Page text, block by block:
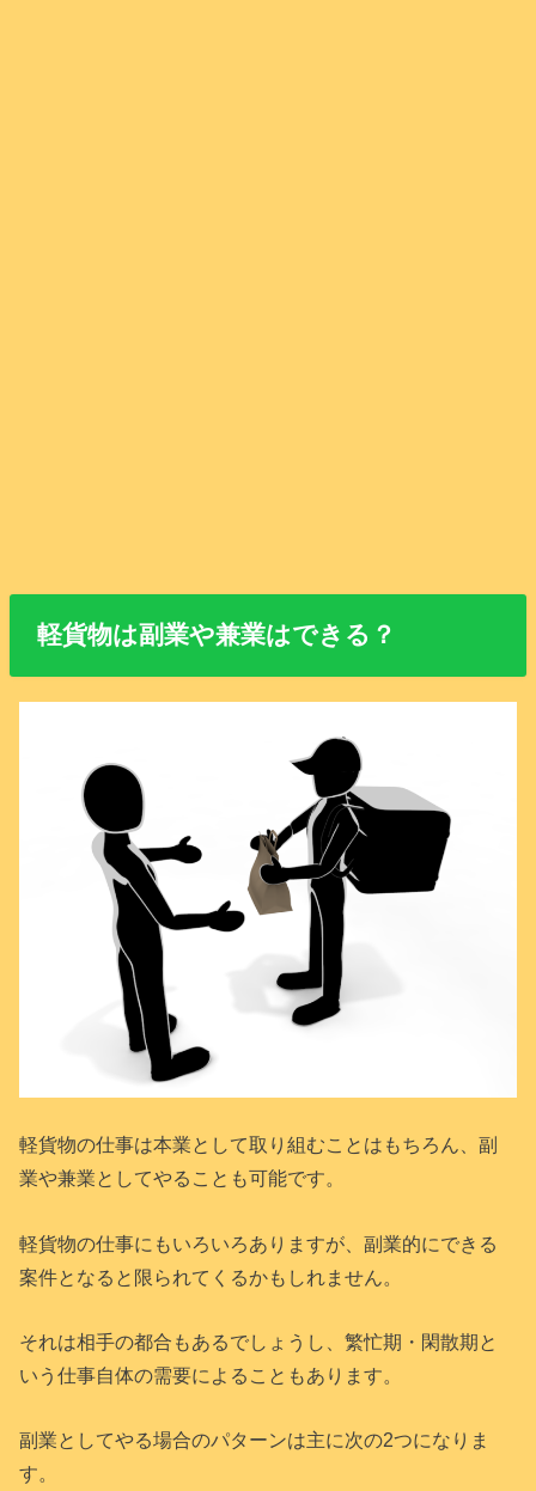
軽貨物は副業や兼業はできる？
軽貨物の仕事は本業として取り組むことはもちろん、副
業や兼業としてやることも可能です。
軽貨物の仕事にもいろいろありますが、副業的にできる
案件となると限られてくるかもしれません。
それは相手の都合もあるでしょうし、繁忙期・閑散期と
いう仕事自体の需要によることもあります。
副業としてやる場合のパターンは主に次の2つになりま
す。